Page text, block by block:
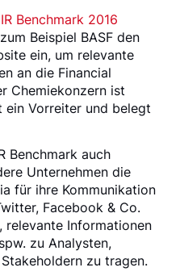
IR Benchmark 2016
Beispiel BASF den
ein, um relevante
an die Financial
Chemiekonzern ist
ein Vorreiter und belegt
Benchmark auch
Unternehmen die
für ihre Kommunikation
Facebook & Co.
relevante Informationen
zu Analysten,
zu tragen.